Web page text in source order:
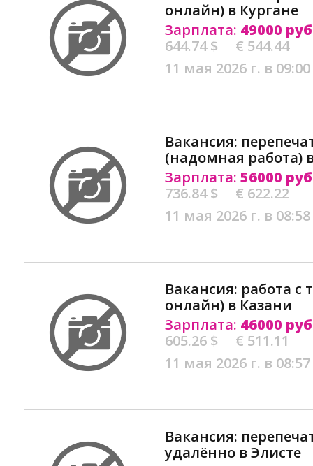
онлайн) в Кургане
Зарплата: 49000
644.74 $
€ 544.44
11 мая 2026 г. в 09:00
Вакансия:
(надомная работа)
Зарплата: 56000
736.84 $
€ 622.22
11 мая 2026 г. в 08:58
Вакансия: работа с
онлайн) в Казани
Зарплата: 46000
605.26 $
€ 511.11
11 мая 2026 г. в 08:57
Вакансия:
удалённо в Элисте